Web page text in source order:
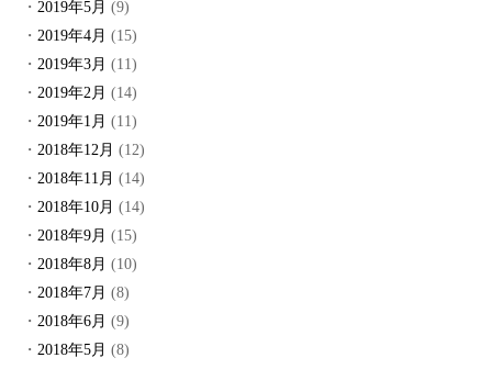
2019年5月 (9)
2019年4月 (15)
2019年3月 (11)
2019年2月 (14)
2019年1月 (11)
2018年12月 (12)
2018年11月 (14)
2018年10月 (14)
2018年9月 (15)
2018年8月 (10)
2018年7月 (8)
2018年6月 (9)
2018年5月 (8)